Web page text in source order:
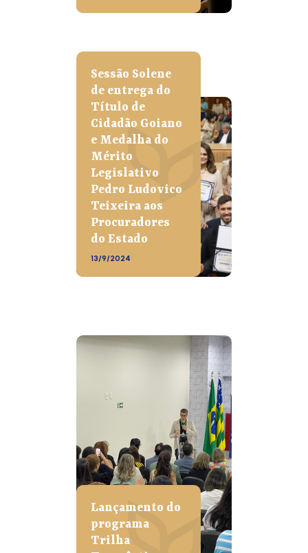
Sessão Solene
de entrega do
Título de
Cidadão Goiano
e Medalha do
Mérito
Legislativo
Pedro Ludovico
Teixeira aos
Procuradores
do Estado
13/9/2024
Lançamento do
programa
Trilha